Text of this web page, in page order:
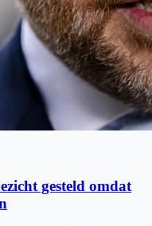
gesteld omdat